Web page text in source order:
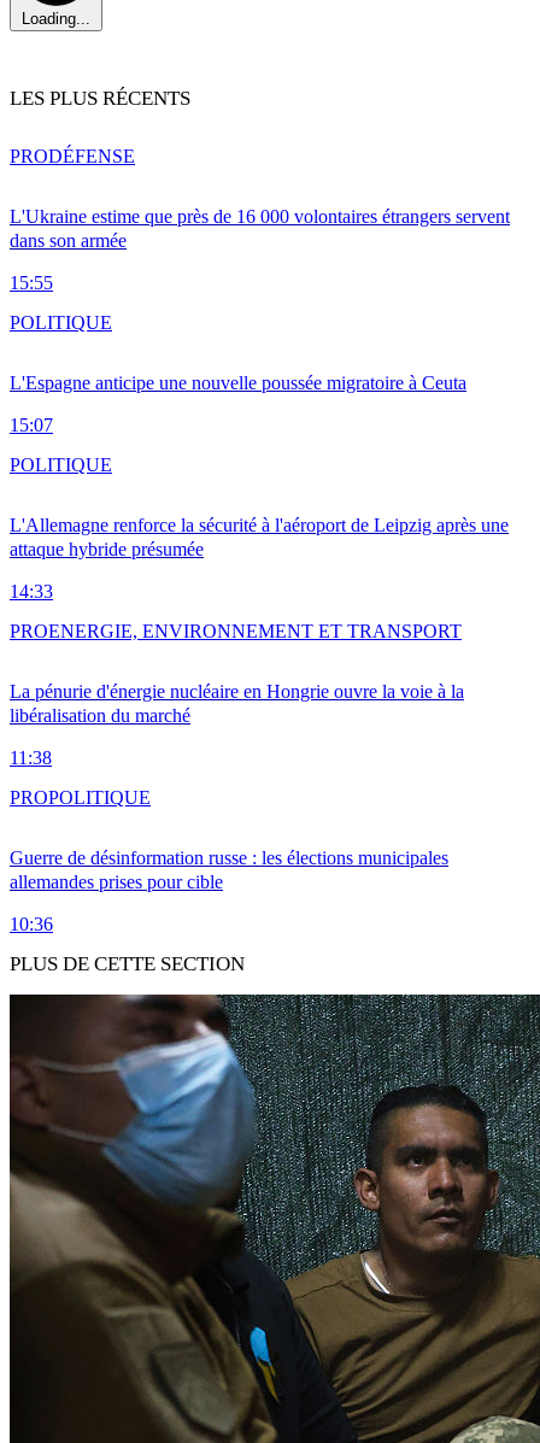
Loading...
LES PLUS RÉCENTS
L'Ukraine estime que près de 16 000 volontaires étrangers servent
dans son armée
15:55
PRODÉFENSE
L'Espagne anticipe une nouvelle poussée migratoire à Ceuta
15:07
POLITIQUE
L'Allemagne renforce la sécurité à l'aéroport de Leipzig après une
attaque hybride présumée
14:33
POLITIQUE
La pénurie d'énergie nucléaire en Hongrie ouvre la voie à la
libéralisation du marché
11:38
PROENERGIE, ENVIRONNEMENT ET TRANSPORT
Guerre de désinformation russe : les élections municipales
allemandes prises pour cible
10:36
PROPOLITIQUE
PLUS DE CETTE SECTION